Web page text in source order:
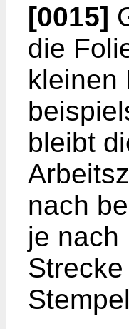
[0015]
die
kleinen
bleibt
nach
je nach